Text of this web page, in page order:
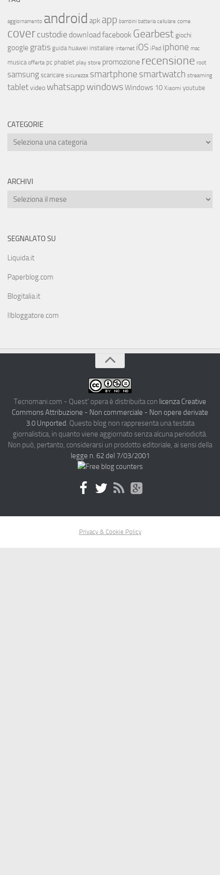
aggiornamento android apk app bambini batteria cellulare come
covercustodie download facebook Gearbest giochi
google gratis guida huawei installare internet iOS iPad iphone mac
musica offerta pc phablet play store promozione recensione root
samsungscaricare sicurezza smartphone smartwatch streaming
tabletvideowhatsappwindowsWindows 10 Xiaomi youtube
CATEGORIE
ARCHIVI
SEGNALATO SU
Liquida.it
Paperblog.com
Blogitalia.it
Ilbloggatore.com
Tecnomani.com - Quest' opera è distribuita con licenza Creative
Commons Attribuzione - Non commerciale - Non opere derivate
3.0 Unported. Questo blog non rappresenta una testata
giornalistica, in quanto viene aggiornato senza alcuna periodicità.
Non può, pertanto, considerarsi un prodotto editoriale, ai sensi della
legge n. 62 del 7/03/2001
Privacy & Cookie Policy